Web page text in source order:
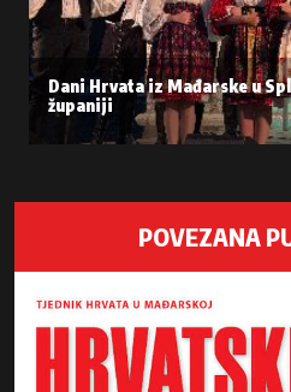
Dani Hrvata iz Mađarske u
županiji
POVEZANA